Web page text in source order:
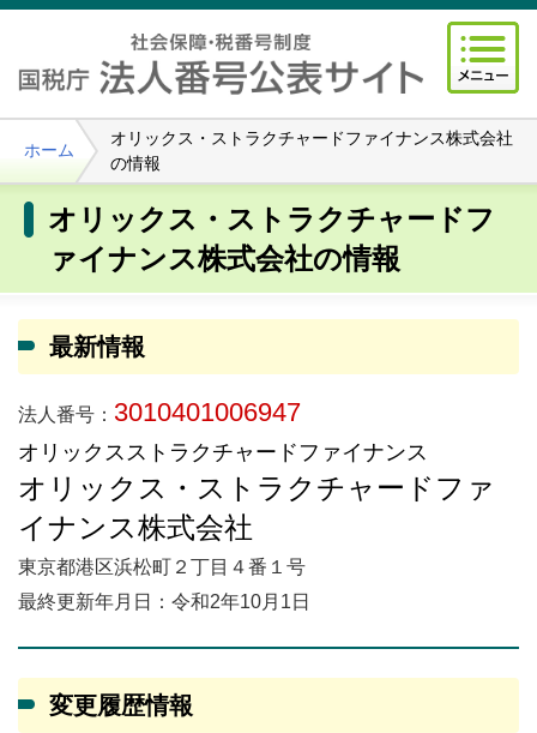
ホーム
オリックス・ストラクチャードファイナンス株式会社
の情報
オリックス・ストラクチャードフ
ァイナンス株式会社の情報
最新情報
法人番号： 3010401006947
オリックスストラクチャードファイナンス
オリックス・ストラクチャードファ
イナンス株式会社
東京都港区浜松町２丁目４番１号
最終更新年月日：令和2年10月1日
変更履歴情報